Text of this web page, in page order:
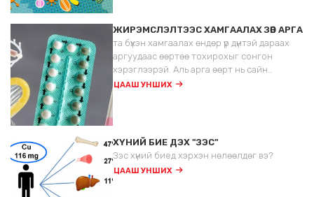
ЖИРЭМСЛЭЛТЭЭС ХАМГААЛАХ ЗӨВ АРГА
та бүхэн хамгаалах өндөр үр дүнтэй дараах
аргуудаас өөртөө тохирохыг сонгон
хэрэглээрэй. Аль арга өөрт нь сайн
тохирох тал дээр эргэлзэж байвал
ЦААШ УНШИХ
ХҮНИЙ БИЕ ДЭХ "ЗЭС"
Зэс хүний биед хэрхэн нөлөөлдөг вэ?
ЦААШ УНШИХ